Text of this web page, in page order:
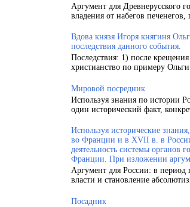
Аргумент для Древнерусского
владения от набегов печенегов,
Вдова князя Игоря княгиня
последствия данного события.
Последствия: 1) после
христианство по примеру
Мировой посредник
Используя знания по истории
один исторический факт,
Используя исторические
во Франции и в XVII в. в России
деятельность системы органов
Франции. При изложении
Аргумент для России: в период
власти и становление
Посадник